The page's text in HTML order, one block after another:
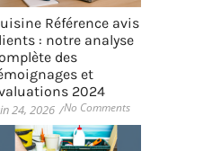
Référence avis
: notre analyse
des
et
2024
24, 2026 /No Comments